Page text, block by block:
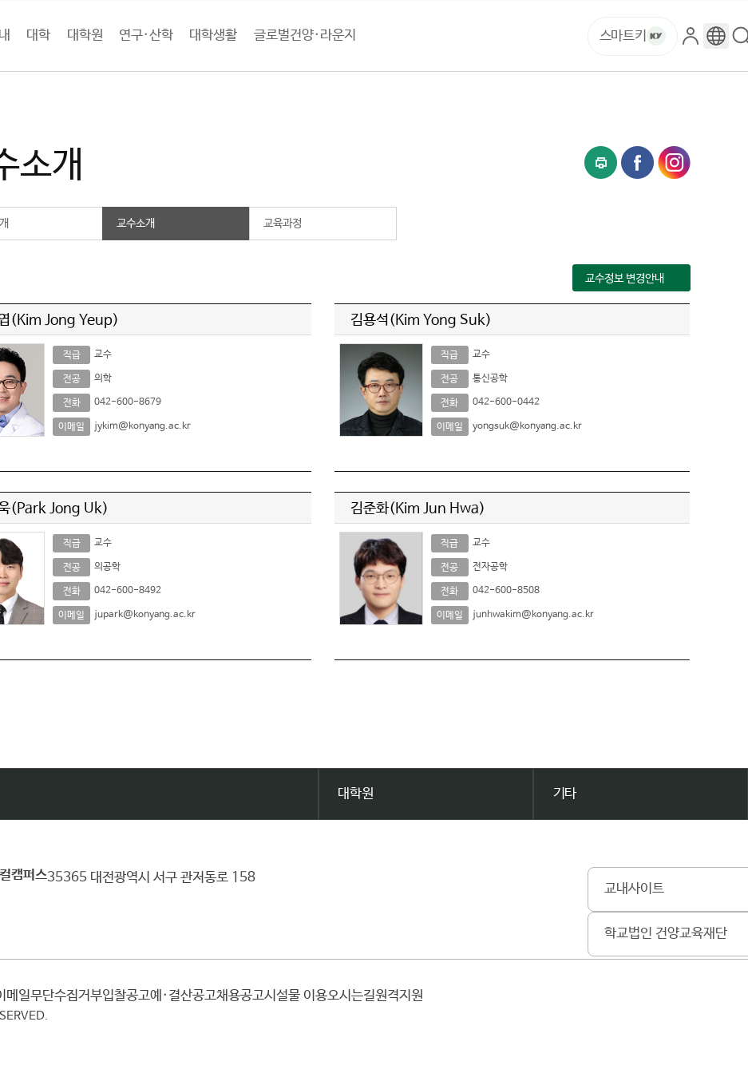
대학 대학원 연구·산학 대학생활 글로벌건양·라운지 스마트키
로
구
소개
교수소개 교육과정
교수정보 변경안내
(Kim Jong Yeup)
직급 교수
전공 의학
전화 042-600-8679
이메일 jykim@konyang.ac.kr
김용석(Kim Yong Suk)
직급 교수
전공 통신공학
전화 042-600-0442
이메일 yongsuk@konyang.ac.kr
(Park Jong Uk)
직급 교수
전공 의공학
전화 042-600-8492
이메일 jupark@konyang.ac.kr
김준화(Kim Jun Hwa)
직급 교수
전공 전자공학
전화 042-600-8508
이메일 junhwakim@konyang.ac.kr
대학원 기타
컬캠퍼스 35365 대전광역시 서구 관저동로 158
교내사이트
학교법인 건양교육재단
이메일무단수집거부 입찰공고 예·결산공고 채용공고 시설물 이용 오시는길 원격지원